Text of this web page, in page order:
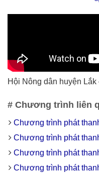
Hội Nông dân huyện
# Chương trình liên
Chương trình phát
Chương trình phát
Chương trình phát
Chương trình phát